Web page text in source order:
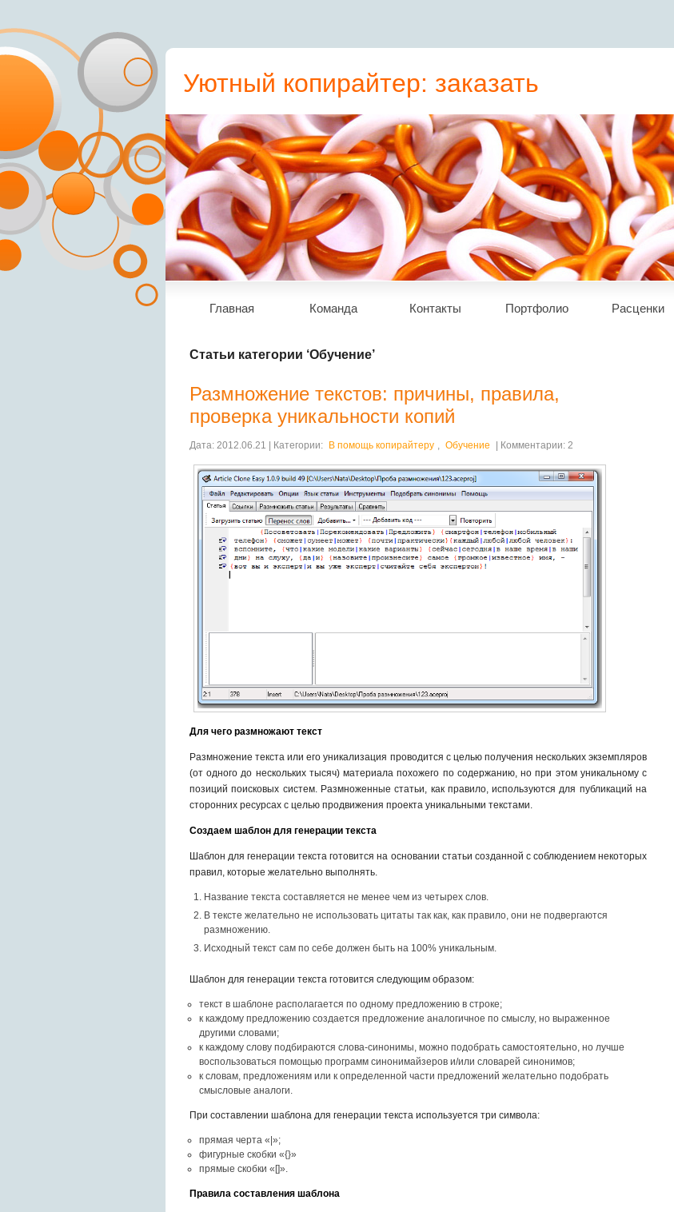
Уютный копирайтер: заказать
пресс-релиз, статьи, рерайт
Главная Команда Контакты Портфолио Расценки
Статьи категории ‘Обучение’
Размножение текстов: причины, правила,
проверка уникальности копий
Дата: 2012.06.21 | Категории: В помощь копирайтеру , Обучение | Комментарии: 2
Для чего размножают текст
Размножение текста или его уникализация проводится с целью получения нескольких экземпляров
(от одного до нескольких тысяч) материала похожего по содержанию, но при этом уникальному с
позиций поисковых систем. Размноженные статьи, как правило, используются для публикаций на
сторонних ресурсах с целью продвижения проекта уникальными текстами.
Создаем шаблон для генерации текста
Шаблон для генерации текста готовится на основании статьи созданной с соблюдением некоторых
правил, которые желательно выполнять.
Название текста составляется не менее чем из четырех слов.
В тексте желательно не использовать цитаты так как, как правило, они не подвергаются
размножению.
Исходный текст сам по себе должен быть на 100% уникальным.
Шаблон для генерации текста готовится следующим образом:
текст в шаблоне располагается по одному предложению в строке;
к каждому предложению создается предложение аналогичное по смыслу, но выраженное
другими словами;
к каждому слову подбираются слова-синонимы, можно подобрать самостоятельно, но лучше
воспользоваться помощью программ синонимайзеров и/или словарей синонимов;
к словам, предложениям или к определенной части предложений желательно подобрать
смысловые аналоги.
При составлении шаблона для генерации текста используется три символа:
прямая черта «|»;
фигурные скобки «{}»
прямые скобки «[]».
Правила составления шаблона